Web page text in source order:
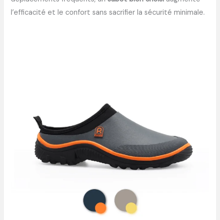
l’efficacité et le confort sans sacrifier la sécurité minimale.